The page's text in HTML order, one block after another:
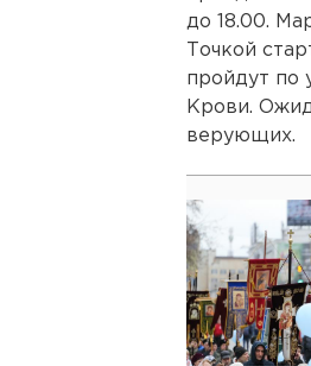
до 18.00.
Точкой
пройдут по
Крови.
верующих.